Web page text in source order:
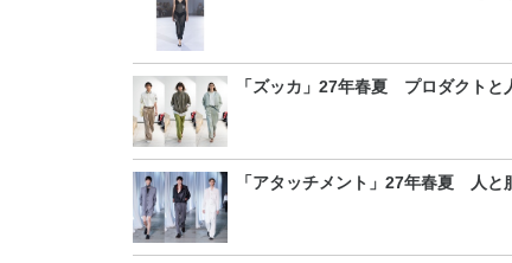
「ズッカ」27年春夏 プロダクトと
「アタッチメント」27年春夏 人と